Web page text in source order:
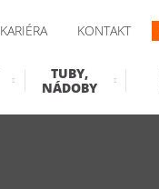
KARIÉRA KONTAKT
TUBY,
NÁDOBY